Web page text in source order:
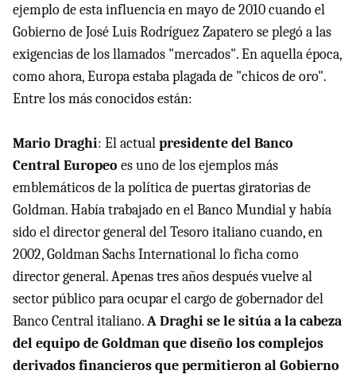
ejemplo de esta influencia en mayo de 2010 cuando el
Gobierno de José Luis Rodríguez Zapatero se plegó a las
exigencias de los llamados "mercados". En aquella época,
como ahora, Europa estaba plagada de "chicos de oro".
Entre los más conocidos están:
Mario Draghi: El actualpresidente del Banco
Central Europeo es uno de los ejemplos más
emblemáticos de la política de puertas giratorias de
Goldman. Había trabajado en el Banco Mundial y había
sido el director general del Tesoro italiano cuando, en
2002, Goldman Sachs International lo ficha como
director general. Apenas tres años después vuelve al
sector público para ocupar el cargo de gobernador del
Banco Central italiano.A Draghi se le sitúa a la cabeza
del equipo de Goldman que diseño los complejos
derivados financieros que permitieron al Gobierno